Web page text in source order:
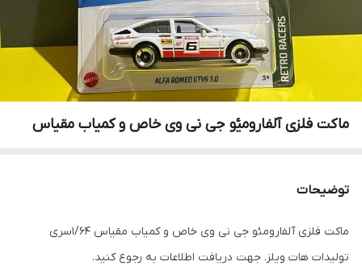
ماکت فلزی آلفارومیٔو جی نی وی خاص و کمیاب مقیاس
توضیحات
ماکت فلزی آلفارومئو جی نی وی خاص و کمیاب مقیاس ۱/۶۴سری
تولیدات هات ویلز. جهت دریافت اطلاعات به رجوع کنید.